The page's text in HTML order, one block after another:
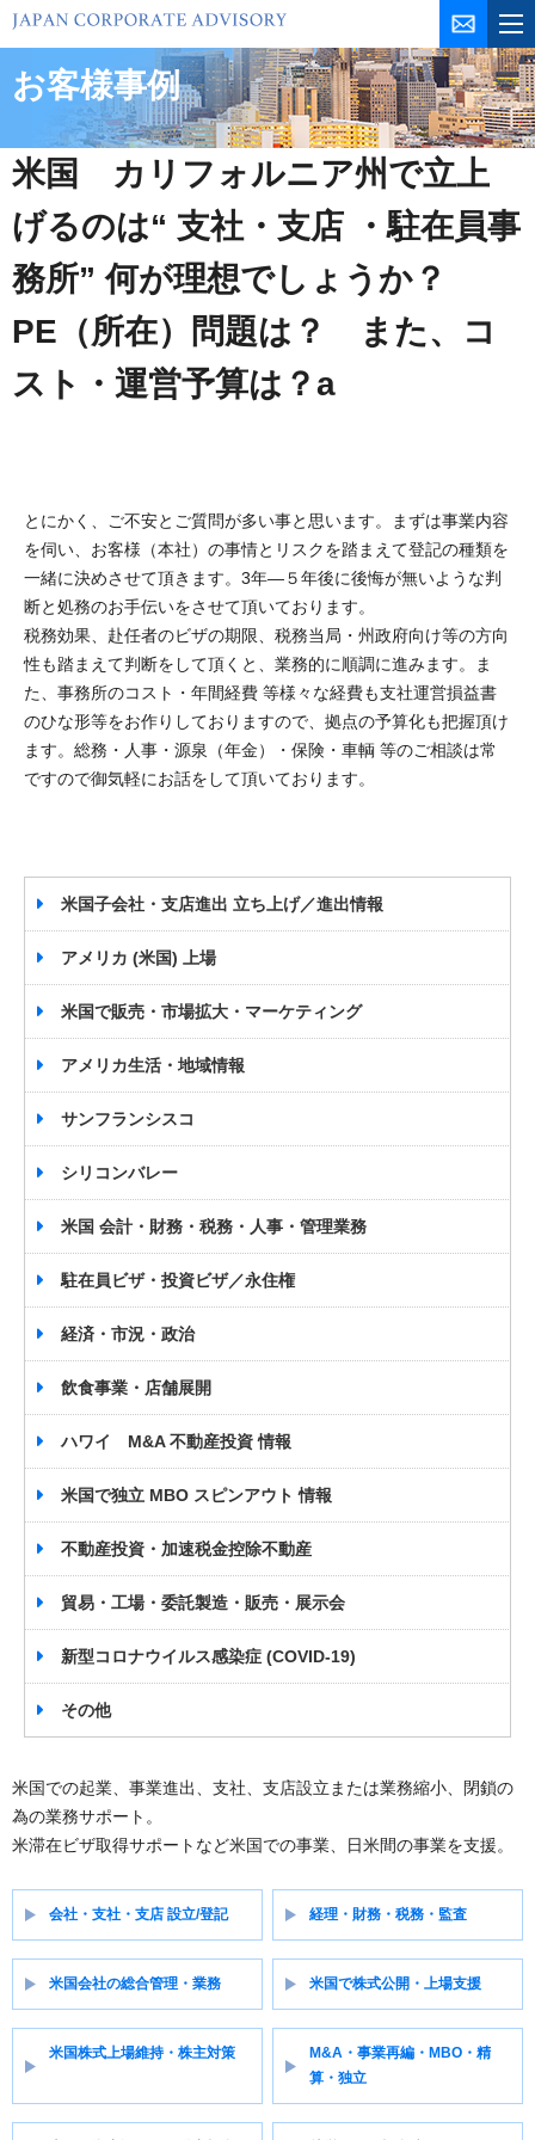
コ
ン
ス
ッ
プ
お客様事例
米国 カリフォルニア州で立上
げるのは“ 支社・支店 ・駐在員事
務所” 何が理想でしょうか？
PE（所在）問題は？ また、コ
スト・運営予算は？a
とにかく、ご不安とご質問が多い事と思います。まずは事業内容
を伺い、お客様（本社）の事情とリスクを踏まえて登記の種類を
一緒に決めさせて頂きます。3年—５年後に後悔が無いような判
断と処務のお手伝いをさせて頂いております。
税務効果、赴任者のビザの期限、税務当局・州政府向け等の方向
性も踏まえて判断をして頂くと、業務的に順調に進みます。ま
た、事務所のコスト・年間経費 等様々な経費も支社運営損益書
のひな形等をお作りしておりますので、拠点の予算化も把握頂け
ます。総務・人事・源泉（年金）・保険・車輌 等のご相談は常
ですので御気軽にお話をして頂いております。
米国子会社・支店進出 立ち上げ／進出情報
アメリカ (米国) 上場
米国で販売・市場拡大・マーケティング
アメリカ生活・地域情報
サンフランシスコ
シリコンバレー
米国 会計・財務・税務・人事・管理業務
駐在員ビザ・投資ビザ／永住権
経済・市況・政治
飲食事業・店舗展開
ハワイ M&A 不動産投資 情報
米国で独立 MBO スピンアウト 情報
不動産投資・加速税金控除不動産
貿易・工場・委託製造・販売・展示会
新型コロナウイルス感染症 (COVID-19)
その他
米国での起業、事業進出、支社、支店設立または業務縮小、閉鎖の
為の業務サポート。
米滞在ビザ取得サポートなど米国での事業、日米間の事業を支援。
会社・支社・支店 設立/登記 経理・財務・税務・監査
米国会社の総合管理・業務 米国で株式公開・上場支援
米国株式上場維持・株主対策
M&A・事業再編・MBO・精
算・独立